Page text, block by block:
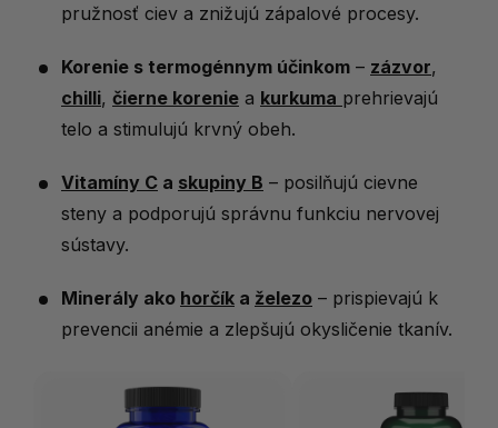
pružnosť ciev a znižujú zápalové procesy.
Korenie s termogénnym účinkom – zázvor,
chilli, čierne korenie a kurkuma prehrievajú
telo a stimulujú krvný obeh.
Vitamíny C a skupiny B – posilňujú cievne
steny a podporujú správnu funkciu nervovej
sústavy.
Minerály ako horčík a železo – prispievajú k
prevencii anémie a zlepšujú okysličenie tkanív.